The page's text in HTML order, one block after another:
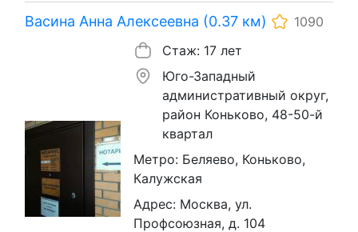
Васина Анна Алексеевна (0.37 км)
1090
Стаж: 17 лет
Юго-Западный
административный округ,
район Коньково, 48-50-й
квартал
Метро: Беляево, Коньково,
Калужская
Адрес: Москва, ул.
Профсоюзная, д. 104